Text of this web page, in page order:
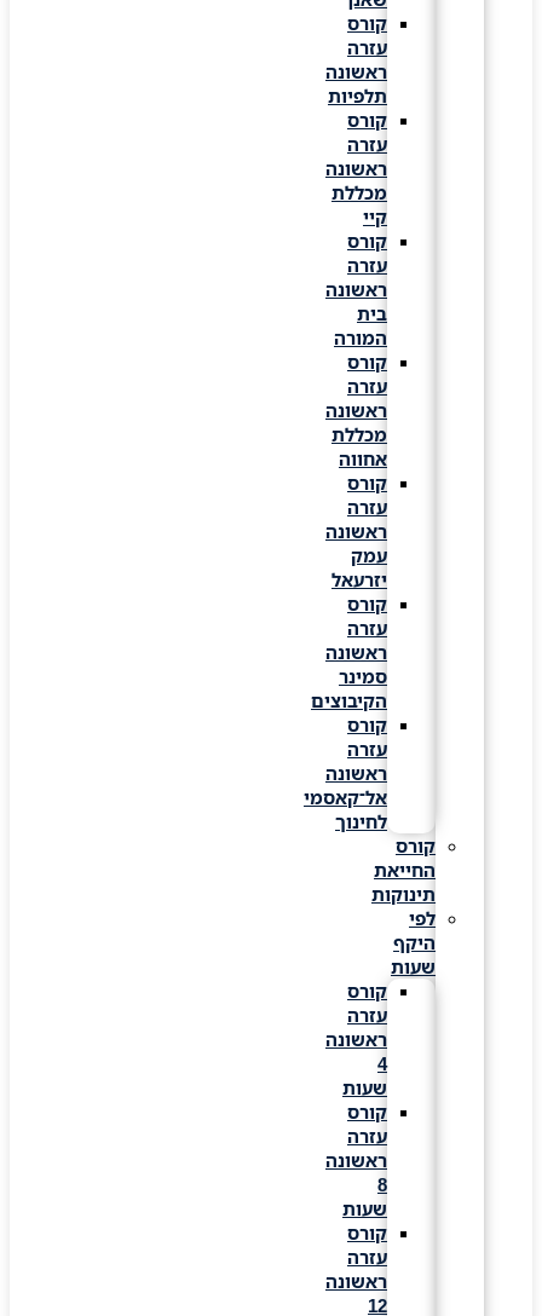
קורס
עזרה
ראשונה
תלפיות
קורס
עזרה
ראשונה
מכללת
קורס
עזרה
ראשונה
המורה
קורס
עזרה
ראשונה
מכללת
אחווה
קורס
עזרה
ראשונה
יזרעאל
קורס
עזרה
ראשונה
סמינר
הקיבוצים
קורס
עזרה
ראשונה
אל־קאסמי
לחינוך
קורס
החייאת
תינוקות
לפי
היקף
שעות
קורס
עזרה
ראשונה
שעות
קורס
עזרה
ראשונה
שעות
קורס
עזרה
ראשונה